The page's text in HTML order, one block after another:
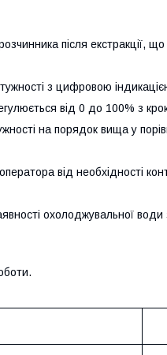
після екстракції,
з цифровою
від 0 до 100% з
на порядок вища у
від необхідності
охолоджувальної